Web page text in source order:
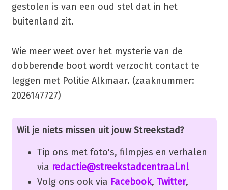
gestolen is van een oud stel dat in het
buitenland zit.
Wie meer weet over het mysterie van de
dobberende boot wordt verzocht contact te
leggen met Politie Alkmaar. (zaaknummer:
2026147727)
Wil je niets missen uit jouw Streekstad?
Tip ons met foto's, filmpjes en verhalen
via redactie@streekstadcentraal.nl
Volg ons ook via Facebook, Twitter,